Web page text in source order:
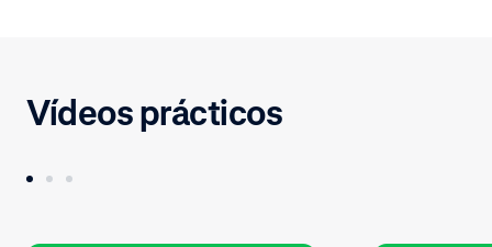
Vídeos prácticos